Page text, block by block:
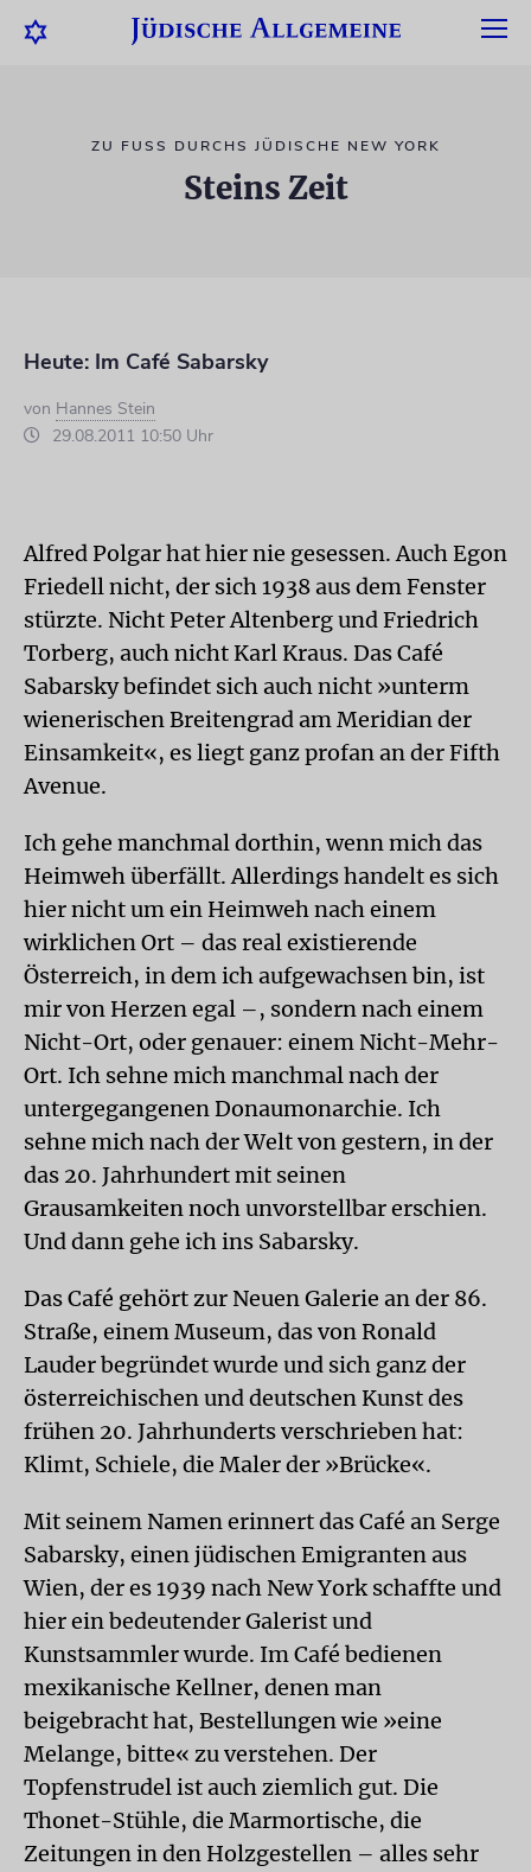
ZU FUSS DURCHS JÜDISCHE NEW YORK
Steins Zeit
Heute: Im Café Sabarsky
von Hannes Stein
29.08.2011 10:50 Uhr
Alfred Polgar hat hier nie gesessen. Auch Egon
Friedell nicht, der sich 1938 aus dem Fenster
stürzte. Nicht Peter Altenberg und Friedrich
Torberg, auch nicht Karl Kraus. Das Café
Sabarsky befindet sich auch nicht »unterm
wienerischen Breitengrad am Meridian der
Einsamkeit«, es liegt ganz profan an der Fifth
Avenue.
Ich gehe manchmal dorthin, wenn mich das
Heimweh überfällt. Allerdings handelt es sich
hier nicht um ein Heimweh nach einem
wirklichen Ort – das real existierende
Österreich, in dem ich aufgewachsen bin, ist
mir von Herzen egal –, sondern nach einem
Nicht-Ort, oder genauer: einem Nicht-Mehr-
Ort. Ich sehne mich manchmal nach der
untergegangenen Donaumonarchie. Ich
sehne mich nach der Welt von gestern, in der
das 20. Jahrhundert mit seinen
Grausamkeiten noch unvorstellbar erschien.
Und dann gehe ich ins Sabarsky.
Das Café gehört zur Neuen Galerie an der 86.
Straße, einem Museum, das von Ronald
Lauder begründet wurde und sich ganz der
österreichischen und deutschen Kunst des
frühen 20. Jahrhunderts verschrieben hat:
Klimt, Schiele, die Maler der »Brücke«.
Mit seinem Namen erinnert das Café an Serge
Sabarsky, einen jüdischen Emigranten aus
Wien, der es 1939 nach New York schaffte und
hier ein bedeutender Galerist und
Kunstsammler wurde. Im Café bedienen
mexikanische Kellner, denen man
beigebracht hat, Bestellungen wie »eine
Melange, bitte« zu verstehen. Der
Topfenstrudel ist auch ziemlich gut. Die
Thonet-Stühle, die Marmortische, die
Zeitungen in den Holzgestellen – alles sehr